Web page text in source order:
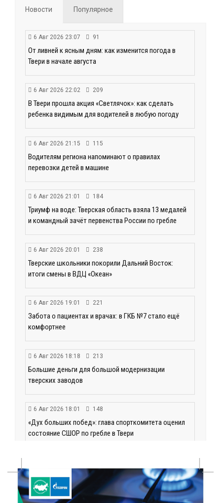
Новости Популярное
6 Авг 2026 23:07 91
От ливней к ясным дням: как изменится погода в
Твери в начале августа
6 Авг 2026 22:02 209
В Твери прошла акция «Светлячок»: как сделать
ребенка видимым для водителей в любую погоду
6 Авг 2026 21:15 115
Водителям региона напоминают о правилах
перевозки детей в машине
6 Авг 2026 21:01 184
Триумф на воде: Тверская область взяла 13 медалей
и командный зачёт первенства России по гребле
6 Авг 2026 20:01 238
Тверские школьники покорили Дальний Восток:
итоги смены в ВДЦ «Океан»
6 Авг 2026 19:01 221
Забота о пациентах и врачах: в ГКБ №7 стало ещё
комфортнее
6 Авг 2026 18:18 213
Большие деньги для большой модернизации
тверских заводов
6 Авг 2026 18:01 148
«Дух больших побед»: глава спорткомитета оценил
состояние СШОР по гребле в Твери
День рождения Светофора: в детском саду № 6
прошел необычный урок безопасности